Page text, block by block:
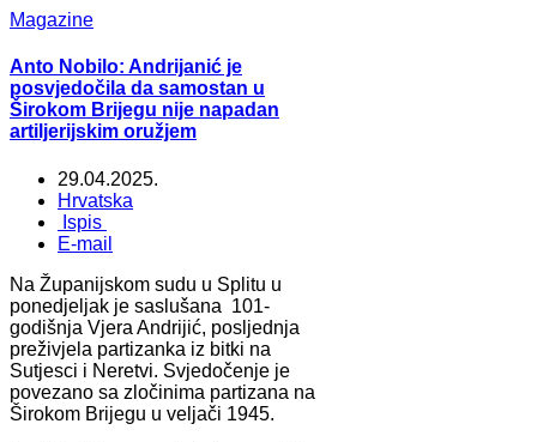
Magazine
Anto Nobilo: Andrijanić je
posvjedočila da samostan u
Širokom Brijegu nije napadan
artiljerijskim oružjem
29.04.2025.
Hrvatska
Ispis
E-mail
Na Županijskom sudu u Splitu u
ponedjeljak je saslušana 101-
godišnja Vjera Andrijić, posljednja
preživjela partizanka iz bitki na
Sutjesci i Neretvi. Svjedočenje je
povezano sa zločinima partizana na
Širokom Brijegu u veljači 1945.